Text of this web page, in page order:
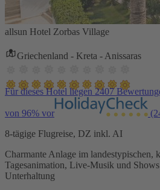
allsun Hotel Zorbas Village
Griechenland - Kreta - Anissaras
Für dieses Hotel liegen 2407
von 96% vor
8-tägige Flugreise, DZ inkl. AI
Charmante Anlage im landestypischen,
Tagesanimation, Live-Musik und
Unterhaltung